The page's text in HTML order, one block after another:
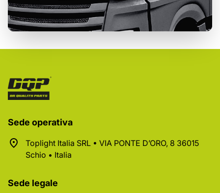
Sede operativa
Toplight Italia SRL • VIA PONTE D’ORO, 8 36015
Schio • Italia
Sede legale